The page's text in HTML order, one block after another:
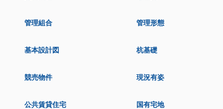
管理組合 管理形態
基本設計図 杭基礎
競売物件 現況有姿
公共賃貸住宅 国有宅地